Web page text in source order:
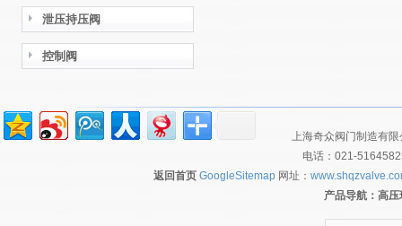
泄压持压阀
控制阀
上海奇众阀门制造有
电话：021-
返回首页 GoogleSitemap 网址：
产品导航： 高压